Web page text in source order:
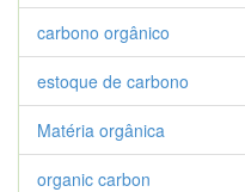
carbono orgânico
estoque de carbono
Matéria orgânica
organic carbon